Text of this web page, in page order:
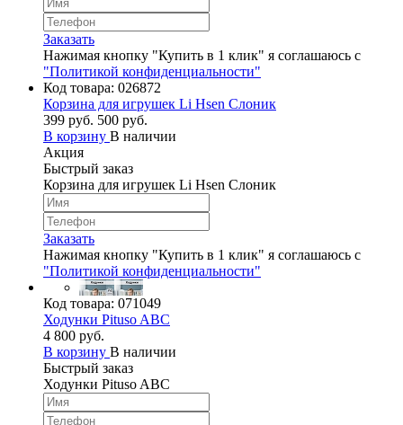
Заказать
Нажимая кнопку "Купить в 1 клик" я соглашаюсь с
"Политикой конфиденциальности"
Код товара: 026872
Корзина для игрушек Li Hsen Слоник
399 руб. 500 руб.
В корзину В наличии
Акция
Быстрый заказ
Корзина для игрушек Li Hsen Слоник
Заказать
Нажимая кнопку "Купить в 1 клик" я соглашаюсь с
"Политикой конфиденциальности"
Код товара: 071049
Ходунки Pituso ABC
4 800 руб.
В корзину В наличии
Быстрый заказ
Ходунки Pituso ABC